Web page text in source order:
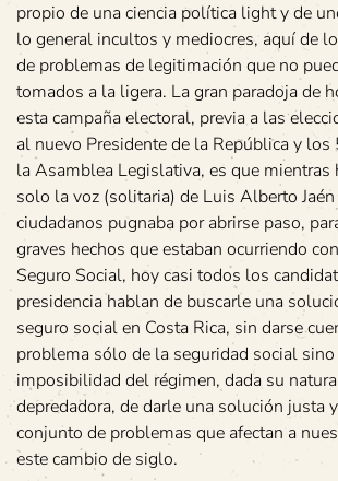
propio de una ciencia política light y de
lo general incultos y mediocres, aquí de
de problemas de legitimación que no
tomados a la ligera. La gran paradoja de
esta campaña electoral, previa a las
al nuevo Presidente de la República y
la Asamblea Legislativa, es que mientras
solo la voz (solitaria) de Luis Alberto
ciudadanos pugnaba por abrirse paso,
graves hechos que estaban ocurriendo
Seguro Social, hoy casi todos los
presidencia hablan de buscarle una
seguro social en Costa Rica, sin darse
problema sólo de la seguridad social
imposibilidad del régimen, dada su
depredadora, de darle una solución justa
conjunto de problemas que afectan a
este cambio de siglo.